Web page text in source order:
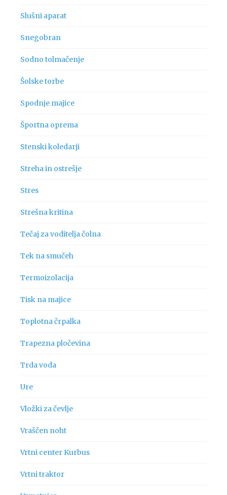
Slušni aparat
Snegobran
Sodno tolmačenje
Šolske torbe
Spodnje majice
Športna oprema
Stenski koledarji
Streha in ostrešje
Stres
Strešna kritina
Tečaj za voditelja čolna
Tek na smučeh
Termoizolacija
Tisk na majice
Toplotna črpalka
Trapezna pločevina
Trda voda
Ure
Vložki za čevlje
Vraščen noht
Vrtni center Kurbus
Vrtni traktor